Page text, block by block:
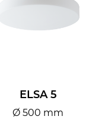
ELSA 5
Ø 500 mm